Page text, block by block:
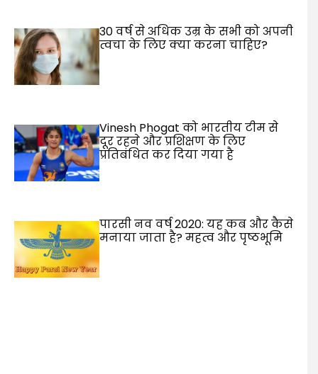
30 वर्ष से अधिक उम्र के सभी को अपनी
त्वचा के लिए क्या करना चाहिए?
Vinesh Phogat को भारतीय टीम से
दूर रहने और प्रशिक्षण के लिए
प्रतिबंधित कर दिया गया है
पारसी नव वर्ष 2020: यह कब और कैसे
मनाया जाता है? महत्व और पृष्ठभूमि